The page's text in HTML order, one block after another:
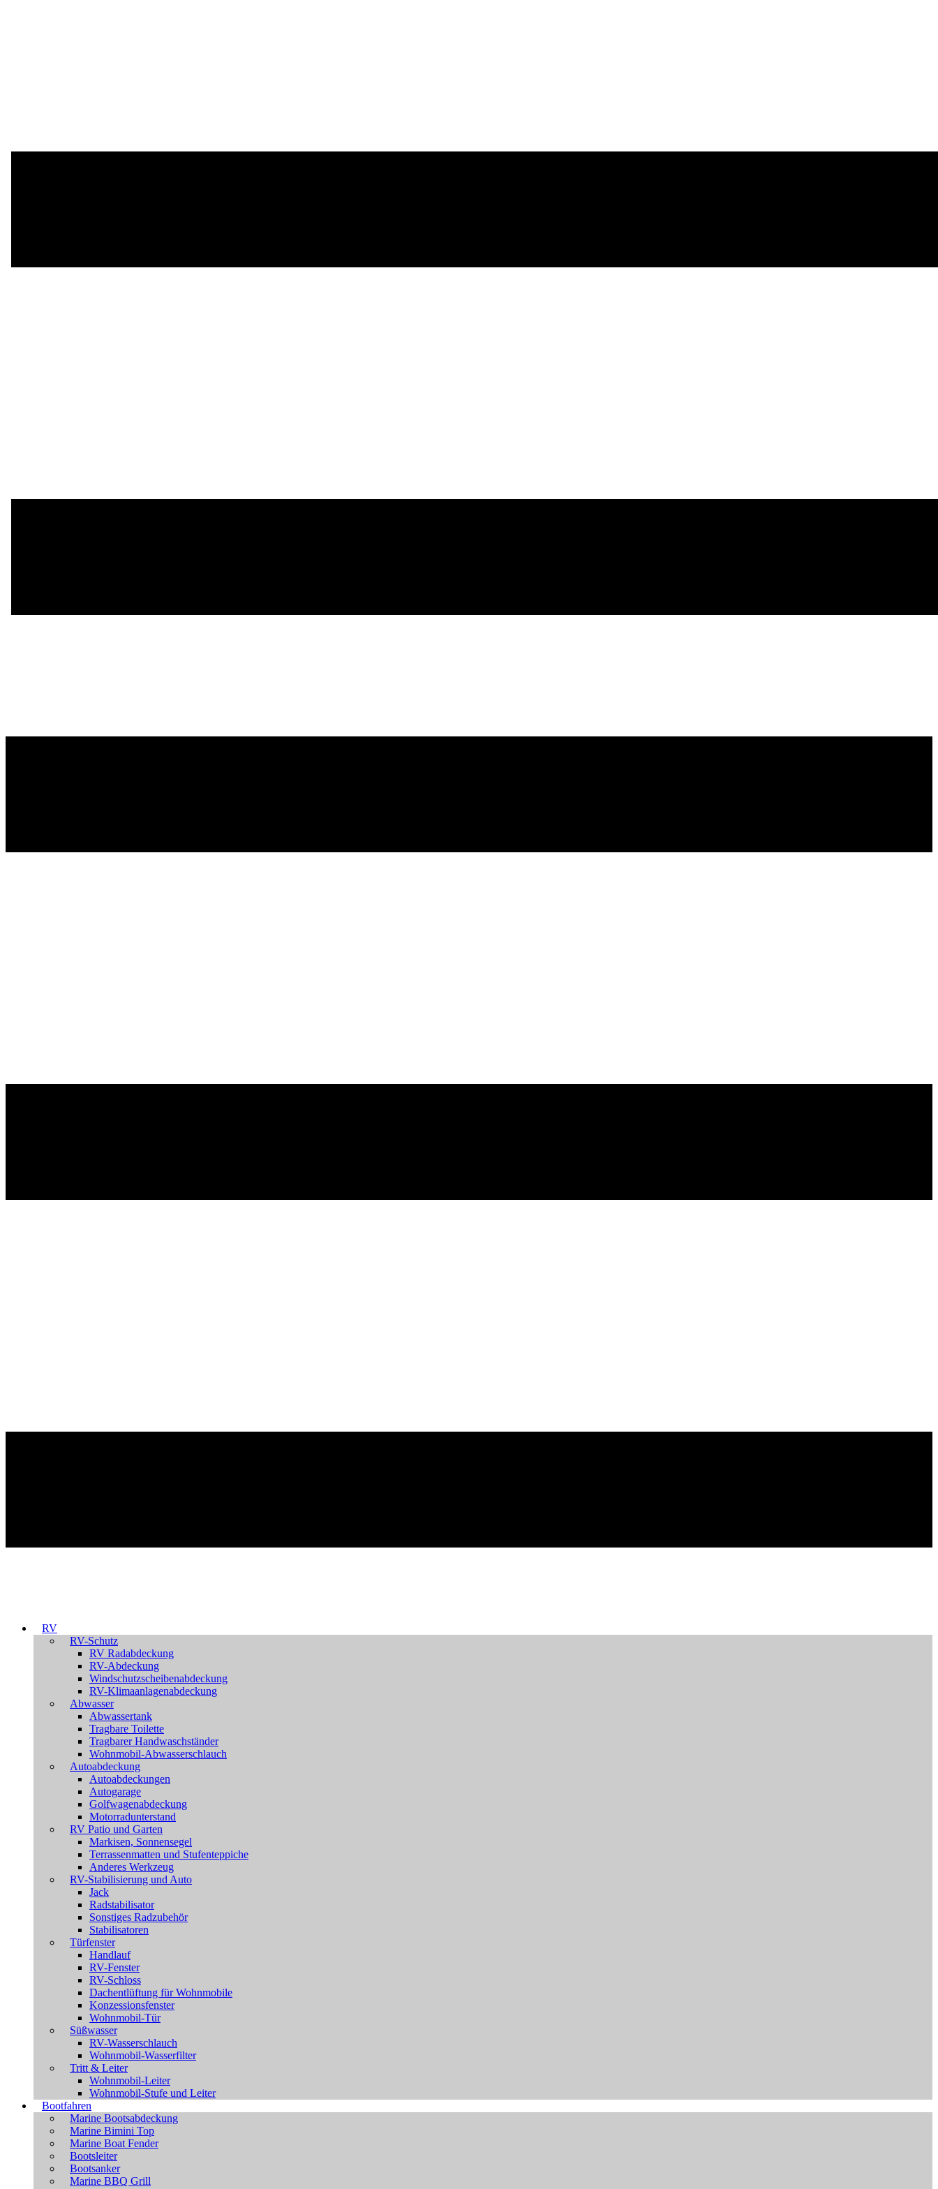
RV
RV-Schutz
RV Radabdeckung
RV-Abdeckung
Windschutzscheibenabdeckung
RV-Klimaanlagenabdeckung
Abwasser
Abwassertank
Tragbare Toilette
Tragbarer Handwaschständer
Wohnmobil-Abwasserschlauch
Autoabdeckung
Autoabdeckungen
Autogarage
Golfwagenabdeckung
Motorradunterstand
RV Patio und Garten
Markisen, Sonnensegel
Terrassenmatten und Stufenteppiche
Anderes Werkzeug
RV-Stabilisierung und Auto
Jack
Radstabilisator
Sonstiges Radzubehör
Stabilisatoren
Türfenster
Handlauf
RV-Fenster
RV-Schloss
Dachentlüftung für Wohnmobile
Konzessionsfenster
Wohnmobil-Tür
Süßwasser
RV-Wasserschlauch
Wohnmobil-Wasserfilter
Tritt & Leiter
Wohnmobil-Leiter
Wohnmobil-Stufe und Leiter
Bootfahren
Marine Bootsabdeckung
Marine Bimini Top
Marine Boat Fender
Bootsleiter
Bootsanker
Marine BBQ Grill